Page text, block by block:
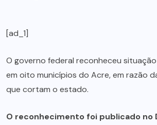
[ad_1]
O governo federal reconheceu
em oito municípios do Acre, em razão
que cortam o estado.
O reconhecimento foi publicado no